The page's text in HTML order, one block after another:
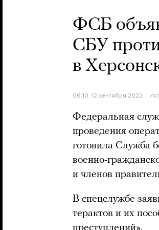
ФСБ
СБУ
в
06:10, 12 сентября 2022
Федеральная
проведения
готовила Служба
военно-
и членов
В спецслужбе
терактов и их
преступлений».